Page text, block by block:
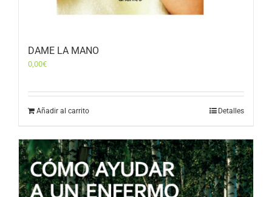
DAME LA MANO
0,00€
Añadir al carrito Detalles